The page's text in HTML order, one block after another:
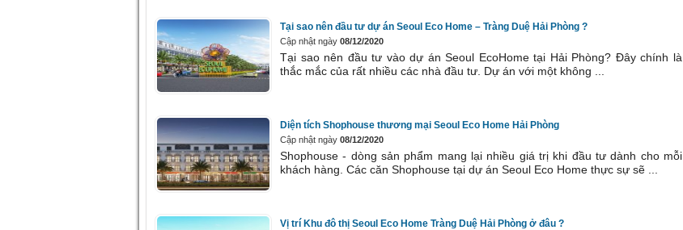
Tại sao nên đầu tư dự án Seoul Eco Home – Tràng Duệ Hải Phòng ?
Cập nhật ngày 08/12/2020
Tại sao nên đầu tư vào dự án Seoul EcoHome tại Hải Phòng? Đây chính là
thắc mắc của rất nhiều các nhà đầu tư. Dự án với một không ...
Diện tích Shophouse thương mại Seoul Eco Home Hải Phòng
Cập nhật ngày 08/12/2020
Shophouse - dòng sản phẩm mang lại nhiều giá trị khi đầu tư dành cho mỗi
khách hàng. Các căn Shophouse tại dự án Seoul Eco Home thực sự sẽ ...
Vị trí Khu đô thị Seoul Eco Home Tràng Duệ Hải Phòng ở đâu ?